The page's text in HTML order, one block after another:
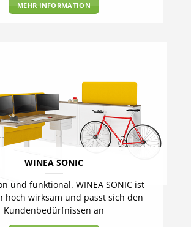
MEHR INFORMATION
WINEA SONIC
und funktional. WINEA SONIC ist
hoch wirksam und passt sich den
Kundenbedürfnissen an